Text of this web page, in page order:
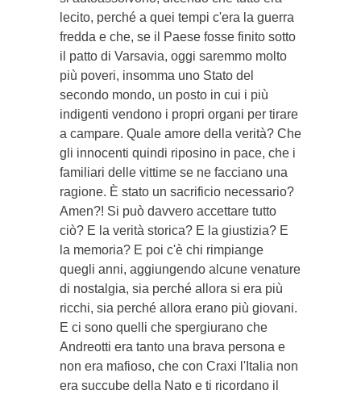
lecito, perché a quei tempi c'era la guerra
fredda e che, se il Paese fosse finito sotto
il patto di Varsavia, oggi saremmo molto
più poveri, insomma uno Stato del
secondo mondo, un posto in cui i più
indigenti vendono i propri organi per tirare
a campare. Quale amore della verità? Che
gli innocenti quindi riposino in pace, che i
familiari delle vittime se ne facciano una
ragione. È stato un sacrificio necessario?
Amen?! Si può davvero accettare tutto
ciò? E la verità storica? E la giustizia? E
la memoria? E poi c'è chi rimpiange
quegli anni, aggiungendo alcune venature
di nostalgia, sia perché allora si era più
ricchi, sia perché allora erano più giovani.
E ci sono quelli che spergiurano che
Andreotti era tanto una brava persona e
non era mafioso, che con Craxi l'Italia non
era succube della Nato e ti ricordano il